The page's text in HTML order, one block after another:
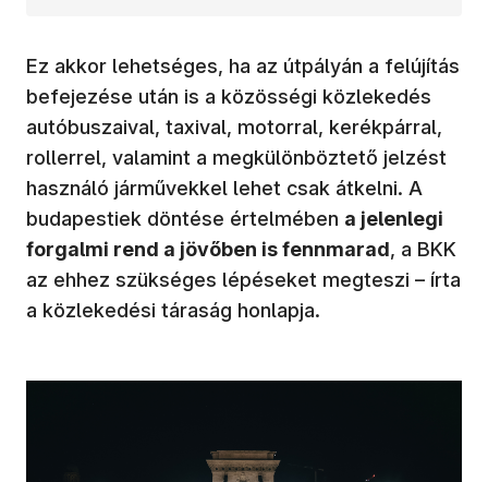
Ez akkor lehetséges, ha az útpályán a felújítás
befejezése után is a közösségi közlekedés
autóbuszaival, taxival, motorral, kerékpárral,
rollerrel, valamint a megkülönböztető jelzést
használó járművekkel lehet csak átkelni. A
budapestiek döntése értelmében a jelenlegi
forgalmi rend a jövőben is fennmarad, a BKK
az ehhez szükséges lépéseket megteszi – írta
a közlekedési táraság honlapja.